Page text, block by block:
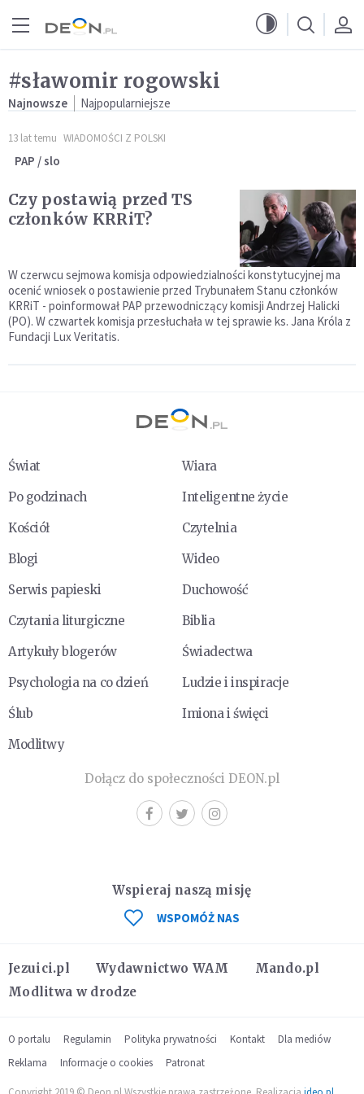
#sławomir rogowski
Najnowsze Najpopularniejsze
13 lat temu WIADOMOŚCI Z POLSKI
PAP / slo
Czy postawią przed TS
członków KRRiT?
W czerwcu sejmowa komisja odpowiedzialności konstytucyjnej ma
ocenić wniosek o postawienie przed Trybunałem Stanu członków
KRRiT - poinformował PAP przewodniczący komisji Andrzej Halicki
(PO). W czwartek komisja przesłuchała w tej sprawie ks. Jana Króla z
Fundacji Lux Veritatis.
Świat
Wiara
Po godzinach
Inteligentne życie
Kościół
Czytelnia
Blogi
Wideo
Serwis papieski
Duchowość
Czytania liturgiczne
Biblia
Artykuły blogerów
Świadectwa
Psychologia na co dzień
Ludzie i inspiracje
Ślub
Imiona i święci
Modlitwy
Dołącz do społeczności DEON.pl
Jezuici.pl Wydawnictwo WAM
Mando.pl
Modlitwa w drodze
Wspieraj naszą misję
WSPOMÓŻ NAS
O portalu Regulamin Polityka prywatności Kontakt
Dla mediów
Reklama
Informacje o cookies Patronat